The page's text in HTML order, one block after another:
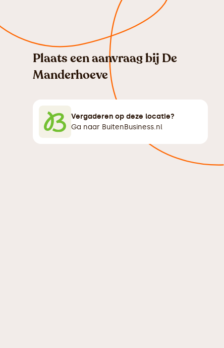
Plaats een aanvraag bij De
Manderhoeve
Vergaderen op deze locatie?
Ga naar BuitenBusiness.nl